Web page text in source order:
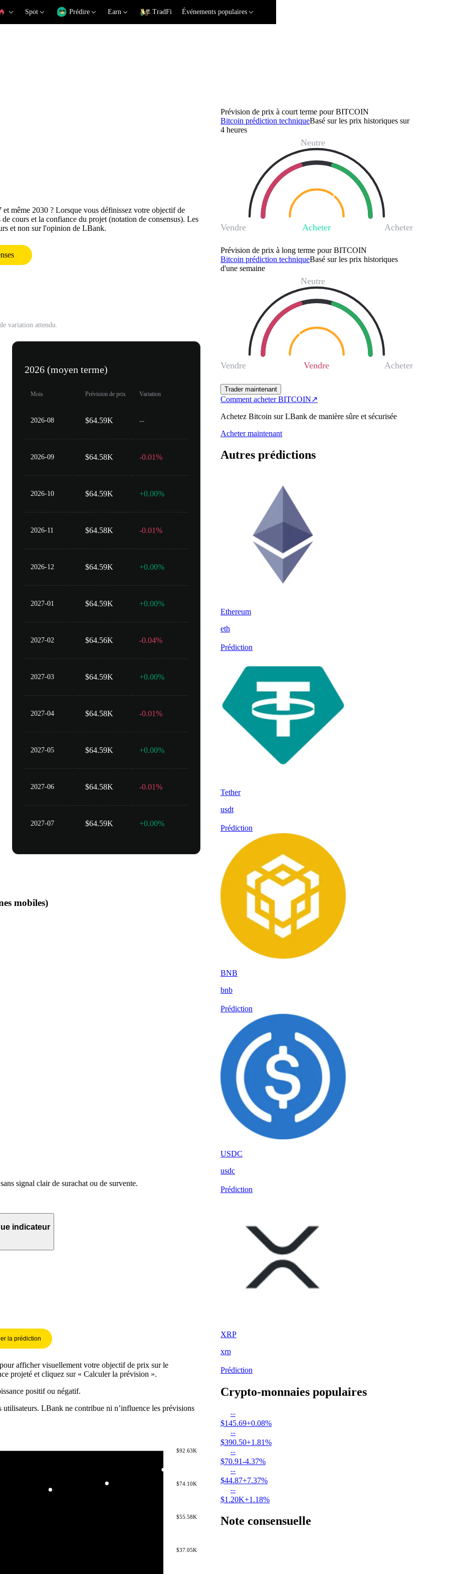
Spot Prédire Earn TradFi Événements populaires
même 2030 ? Lorsque vous définissez votre objectif de
cours et la confiance du projet (notation de consensus). Les
et non sur l'opinion de LBank.
variation attendu.
2026 (moyen terme)
Mois
2026-08
2026-09
2026-10
2026-11
2026-12
2027-01
2027-02
2027-03
2027-04
2027-05
2027-06
2027-07
Prévision de prix
$64.59K
$64.58K
$64.59K
$64.58K
$64.59K
$64.59K
$64.56K
$64.59K
$64.58K
$64.59K
$64.58K
$64.59K
Variation
--
-0.01%
+0.00%
-0.01%
+0.00%
+0.00%
-0.04%
+0.00%
-0.01%
+0.00%
-0.01%
+0.00%
mobiles)
signal clair de surachat ou de survente.
indicateur
la prédiction
afficher visuellement votre objectif de prix sur le
projeté et cliquez sur « Calculer la prévision ».
positif ou négatif.
utilisateurs. LBank ne contribue ni n’influence les prévisions
$92.63K
$74.10K
$55.58K
$37.05K
Prévision de prix à court terme pour BITCOIN
Bitcoin prédiction techniqueBasé sur les prix historiques sur
4 heures
Acheter
Vendre
Neutre
Acheter
Prévision de prix à long terme pour BITCOIN
Bitcoin prédiction techniqueBasé sur les prix historiques
d'une semaine
Vendre
Vendre
Neutre
Acheter
Trader maintenant
Comment acheter BITCOIN↗
Achetez Bitcoin sur LBank de manière sûre et sécurisée
Acheter maintenant
Autres prédictions
Ethereum
eth
Prédiction
Tether
usdt
Prédiction
BNB
bnb
Prédiction
USDC
usdc
Prédiction
XRP
xrp
Prédiction
Crypto-monnaies populaires
--
$145.69+0.08%
--
$390.50+1.81%
--
$70.91-4.37%
--
$44.87+7.37%
--
$1.20K+1.18%
Note consensuelle